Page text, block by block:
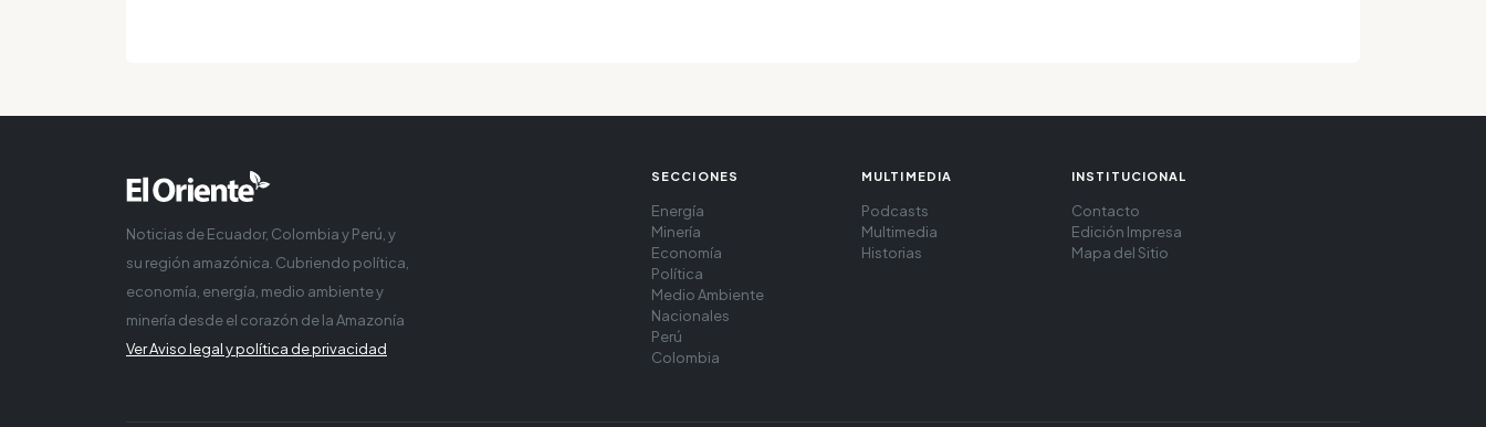
Noticias de Ecuador, Colombia y Perú, y
su región amazónica. Cubriendo política,
economía, energía, medio ambiente y
minería desde el corazón de la Amazonía
Ver Aviso legal y política de privacidad
SECCIONES
Energía
Minería
Economía
Política
Medio Ambiente
Nacionales
Perú
Colombia
MULTIMEDIA
Podcasts
Multimedia
Historias
INSTITUCIONAL
Contacto
Edición Impresa
Mapa del Sitio